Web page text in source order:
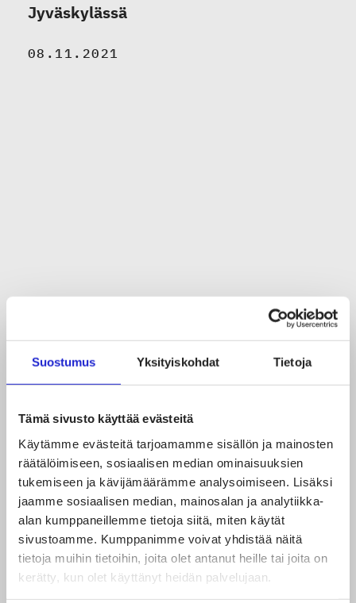
Suostumus Yksityiskohdat Tietoja
Tämä sivusto käyttää evästeitä
Käytämme evästeitä tarjoamamme sisällön ja mainosten
räätälöimiseen, sosiaalisen median ominaisuuksien
tukemiseen ja kävijämäärämme analysoimiseen. Lisäksi
jaamme sosiaalisen median, mainosalan ja analytiikka-
alan kumppaneillemme tietoja siitä, miten käytät
sivustoamme. Kumppanimme voivat yhdistää näitä
tietoja muihin tietoihin, joita olet antanut heille tai joita on
kerätty, kun olet käyttänyt heidän palvelujaan.
Jyväskylässä
08.11.2021
Kuitukehittäjä Spinnova suunnittelee
listautumista – suomalainen tekstiili- ja
muotiala hakee voimakasta kasvua
28.05.2021